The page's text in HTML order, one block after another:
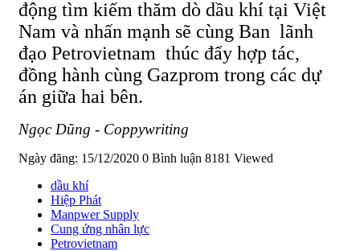
động tìm kiếm thăm dò dầu khí tại Việt
Nam và nhấn mạnh sẽ cùng Ban lãnh
đạo Petrovietnam thúc đẩy hợp tác,
đồng hành cùng Gazprom trong các dự
án giữa hai bên.
Ngọc Dũng - Coppywriting
Ngày đăng: 15/12/2020 0 Bình luận 8181 Viewed
dầu khí
Hiệp Phát
Manpwer Supply
Cung ứng nhân lực
Petrovietnam